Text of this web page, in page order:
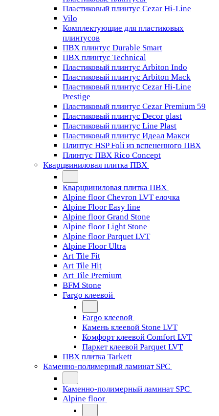
Пластиковый плинтус Cezar Hi-Line
Vilo
Комплектующие для пластиковых
плинтусов
ПВХ плинтус Durable Smart
ПВХ плинтус Technical
Пластиковый плинтус Arbiton Indo
Пластиковый плинтус Arbiton Mack
Пластиковый плинтус Cezar Hi-Line
Prestige
Пластиковый плинтус Cezar Premium 59
Пластиковый плинтус Decor plast
Пластиковый плинтус Line Plast
Пластиковый плинтус Идеал Макси
Плинтус HSP Foli из вспененного ПВХ
Плинтус ПВХ Rico Concept
Кварцвиниловая плитка ПВХ
Кварцвиниловая плитка ПВХ
Alpine floor Chevron LVT елочка
Alpine Floor Easy line
Alpine floor Grand Stone
Alpine floor Light Stone
Alpine floor Parquet LVT
Alpine Floor Ultra
Art Tile Fit
Art Tile Hit
Art Tile Premium
BFM Stone
Fargo клеевой
Fargo клеевой
Камень клеевой Stone LVT
Комфорт клеевой Comfort LVT
Паркет клеевой Parquet LVT
ПВХ плитка Tarkett
Каменно-полимерный ламинат SPC
Каменно-полимерный ламинат SPC
Alpine floor